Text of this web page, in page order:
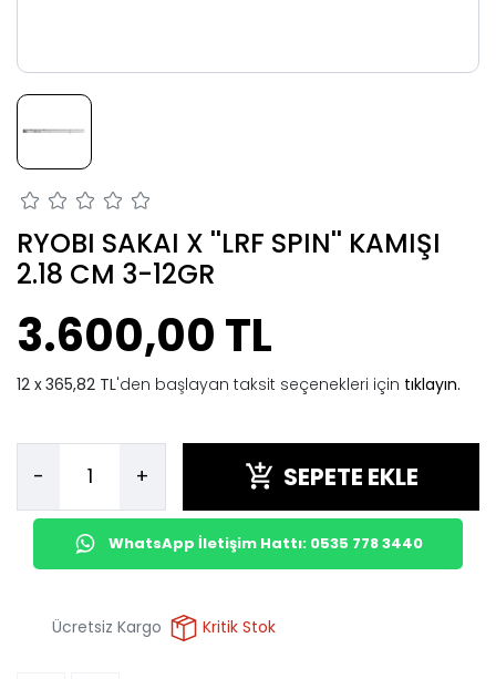
RYOBI SAKAI X ''LRF SPIN'' KAMIŞI
2.18 CM 3-12GR
3.600,00 TL
365,82 TL'den başlayan taksit seçenekleri için tıklayın.
- + SEPETE EKLE
WhatsApp İletişim Hattı: 0535 778 3440
Ücretsiz Kargo Kritik Stok